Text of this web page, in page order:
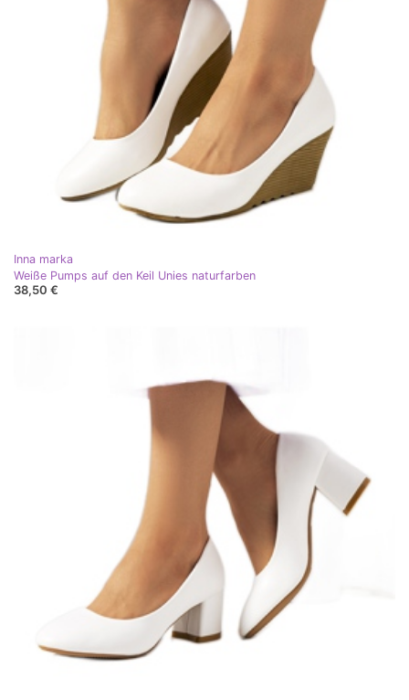
Inna marka
Weiße Pumps auf den Keil Unies naturfarben
38,50 €